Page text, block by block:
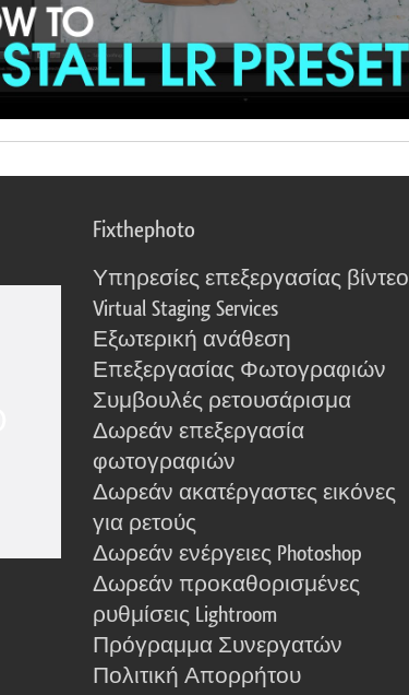
Fixthephoto
Υπηρεσίες επεξεργασίας βίντεο
Virtual Staging Services
Εξωτερική ανάθεση
Επεξεργασίας Φωτογραφιών
Συμβουλές ρετουσάρισμα
Δωρεάν επεξεργασία
φωτογραφιών
Δωρεάν ακατέργαστες εικόνες
για ρετούς
Δωρεάν ενέργειες Photoshop
Δωρεάν προκαθορισμένες
ρυθμίσεις Lightroom
Πρόγραμμα Συνεργατών
Πολιτική Απορρήτου